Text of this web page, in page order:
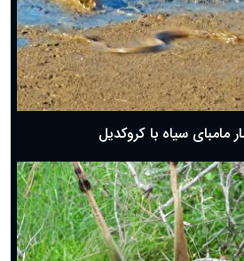
مامبای سیاه با کروکدیل